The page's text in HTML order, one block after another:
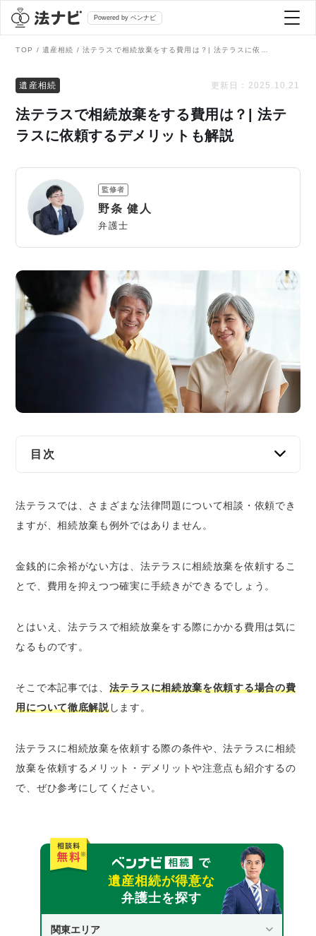
Powered by ベンナビ
全て
刑事事件
債務整理
離婚問題
交通事故
債権回収
IT・ネット
資金調達
弁護士を探す
AI Search Premium
掲載をご検討の弁護士の方へ
TOP 遺産相続
遺産相続 更新日： 2025.10.21
法テラスで相続放棄をする費用は？| 法テ
ラスに依頼するデメリットも解説
監修者
野条 健人
弁護士
目次
のくらい？
法テラスを通さず弁護士に相続放棄を依頼す
法テラスに相続放棄を依頼する際の資力条件
【民事法律扶助制度の利用要件】
相続放棄にかかる費用をおさえられる
無料で法律相談を受けられる
法テラスに相続放棄を依頼するデメリット・注
審査に時間がかかる
相続放棄の期限に間に合わなくなる可能性が
専門家に依頼した方がよい？
相続放棄に必要な手続きの流れ
相続放棄の手続きを自分でおこなっても問題
ないと考えられるケース
相続放棄の手続きを法テラスや専門家に任せ
法テラスでは、さまざまな法律問題について相談・依頼でき
ますが、相続放棄も例外ではありません。
金銭的に余裕がない方は、法テラスに相続放棄を依頼するこ
とで、費用を抑えつつ確実に手続きができるでしょう。
とはいえ、法テラスで相続放棄をする際にかかる費用は気に
なるものです。
そこで本記事では、 法テラスに相続放棄を依頼する場合の費
用について徹底解説します。
法テラスに相続放棄を依頼する際の条件や、法テラスに相続
放棄を依頼するメリット・デメリットや注意点も紹介するの
で、ぜひ参考にしてください。
遺産相続が得意な
弁護士を探す
関東エリア